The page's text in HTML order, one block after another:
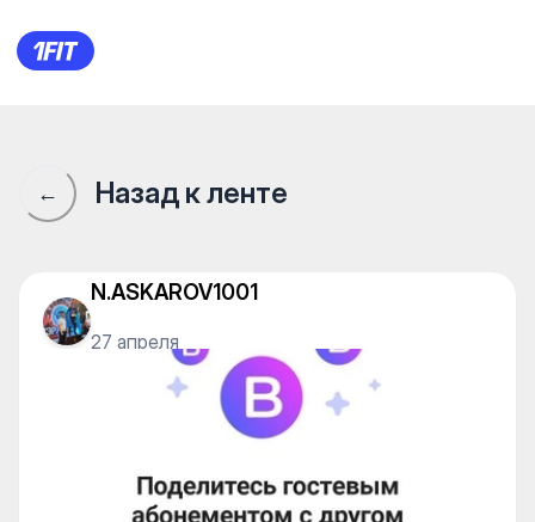
Сообщество 1Fit · 1Fit
← Назад к ленте
N.ASKAROV1001
27 апреля